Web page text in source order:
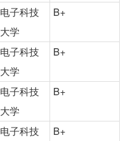
电子科技
大学
B+
电子科技
大学
B+
电子科技
大学
B+
电子科技
B+